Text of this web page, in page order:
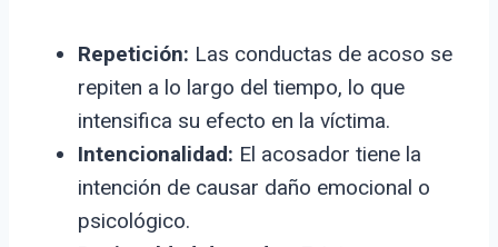
Repetición: Las conductas de acoso se
repiten a lo largo del tiempo, lo que
intensifica su efecto en la víctima.
Intencionalidad: El acosador tiene la
intención de causar daño emocional o
psicológico.